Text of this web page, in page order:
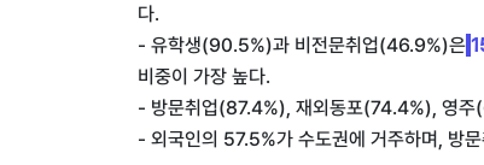
다.
- 유학생(90.5%)과 비전문취업(46.9%)은
비중이 가장 높다.
- 방문취업(87.4%), 재외동포(74.4%), 영주
- 외국인의 57.5%가 수도권에 거주하며, 방